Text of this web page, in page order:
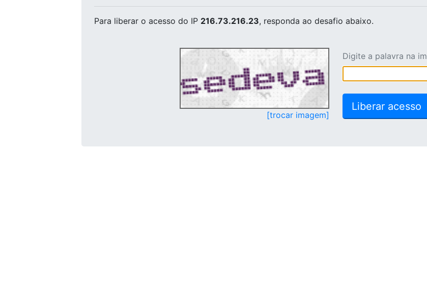
Para liberar o acesso do IP 216.73.216.23, responda ao desafio abaixo.
[trocar imagem]
Digite a palavra na